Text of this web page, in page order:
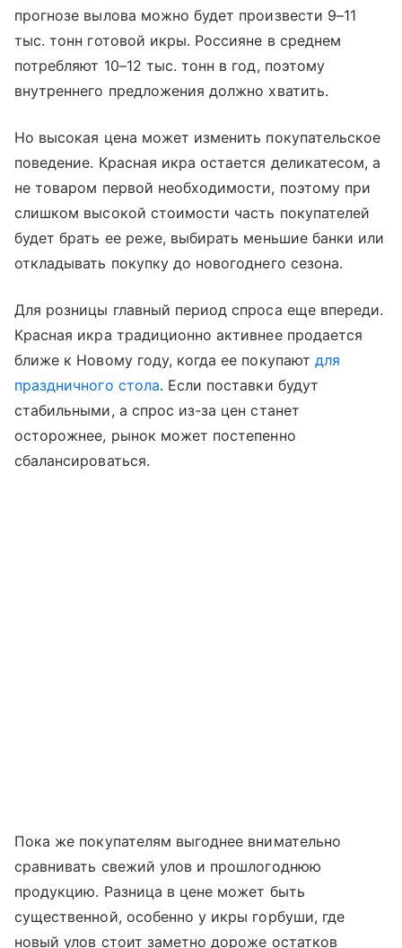
прогнозе вылова можно будет произвести 9–11
тыс. тонн готовой икры. Россияне в среднем
потребляют 10–12 тыс. тонн в год, поэтому
внутреннего предложения должно хватить.
Но высокая цена может изменить покупательское
поведение. Красная икра остается деликатесом, а
не товаром первой необходимости, поэтому при
слишком высокой стоимости часть покупателей
будет брать ее реже, выбирать меньшие банки или
откладывать покупку до новогоднего сезона.
Для розницы главный период спроса еще впереди.
Красная икра традиционно активнее продается
ближе к Новому году, когда ее покупают для
праздничного стола. Если поставки будут
стабильными, а спрос из-за цен станет
осторожнее, рынок может постепенно
сбалансироваться.
Пока же покупателям выгоднее внимательно
сравнивать свежий улов и прошлогоднюю
продукцию. Разница в цене может быть
существенной, особенно у икры горбуши, где
новый улов стоит заметно дороже остатков